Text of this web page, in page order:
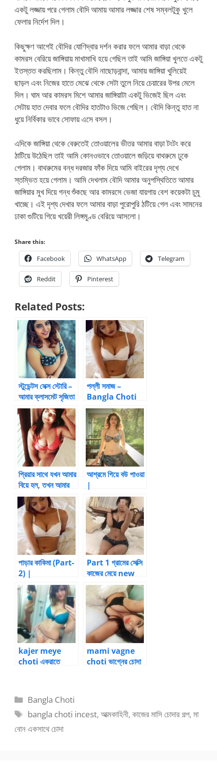
একটু লজ্জায় পরে গেলাম বৌদি আমায় আমার লজ্জার শেষ সম্বলটুকু খুলে
ফেলার নির্দেশ দিল।
কিছুক্ষণ আগেই বৌদির যোণিদ্বার দর্শন করার ফলে আমার বাড়া থেকে
কামরস বেরিয়ে জাঙ্গিয়ায় মাখামাখি হয়ে গেছিল তাই আমি জাঙ্গিয়া খুলতে একটু
ইতস্তত করছিলাম। কিন্তু বৌদি নাছোড়বান্দা, আমায় জাঙ্গিয়া খুলিয়েই
ছাড়ল এবং নিজের হাতে মেঝে থেকে সেটা তুলে নিয়ে চেয়ারের উপর মেলে
দিল। ঘাম আর কামরস মিশে আমার জাঙ্গিয়াটা একটু ভিজেই ছিল এবং
সেটায় হাত দেবার ফলে বৌদির হাতটাও ভিজে গেছিল। বৌদি কিন্তু হাত না
ধুয়ে নির্বিকার ভাবে সোফায় এসে বসল।
এদিকে জাঙ্গিয়া থেকে বেরুতেই তোওয়ালের ভীতর আমার বাড়া টংটং করে
ঠাটিয়ে উঠেছিল তাই আমি কোনওভাবে তোওয়ালে জড়িয়ে বাথরুমে ঢুকে
গেলাম। বাথরুমের বন্ধ দরজার ফাঁক দিয়ে আমি বাইরের দৃশ্য দেখে
স্তম্ভিত হয়ে গেলাম। আমি দেখলাম বৌদি আমার অনুপস্থিতিতে আমার
জাঙ্গিয়ার মুখ দিয়ে গন্ধ শুঁকছে আর কামরসে ভেজা যায়গায় বেশ কয়েকটা চুমু
খাচ্ছে। এই দৃশ্য দেখার ফলে আমার বাড়া পুরোপুরি ঠটিয়ে গেল এবং সামনের
ঢাকা গুটিয়ে গিয়ে খয়েরী লিঙ্গমুণ্ড বেরিয়ে আসলো।
Share this:
Facebook WhatsApp Telegram
Reddit Pinterest
Related Posts:
স্টুডেন্টস সেক্স স্টোরি –
আমার ক্লাসমেট সৃজিতা
– ছাত্রী চোদার বাংলা
চটি – ছাত্র-ছাত্রীর
চুদাচদির গল্প
পল্লী সমাজ –
Bangla Choti
Kahini
প্রিয়ার সাথে যখন আমার
বিয়ে হল, তখন আমার
বয়স সাতাশ।
আশ্রমে গিয়ে বউ পাওয়া
|
BanglaChotika
hini
পাড়ার কাকিমা (Part-
2) |
BanglaChotika
hini
Part 1 গ্রামের সেক্সি
কাজের মেয়ে new
choti golpo
kajer meye
choti একরাতে
mami vagne
choti ভাগ্নের চোদা
Categories
Bangla Choti
Tags
bangla choti incest,আত্মকাহিনী,কাজের মাসি চোদার গল্প,মা
বোন একসাথে চোদা